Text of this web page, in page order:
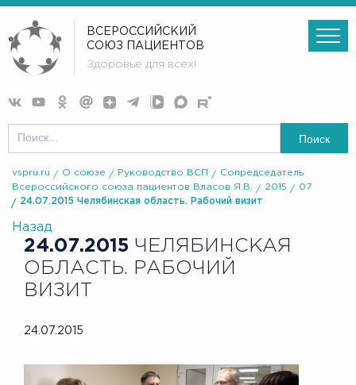
ВСЕРОССИЙСКИЙ
СОЮЗ ПАЦИЕНТОВ
Здоровье для всех!
Поиск
vspru.ru О союзе Руководство ВСП
Сопредседатель
Всероссийского союза пациентов Власов Я.В.
2015
07
24.07.2015 Челябинская область. Рабочий визит
Назад
24.07.2015 ЧЕЛЯБИНСКАЯ
ОБЛАСТЬ. РАБОЧИЙ
ВИЗИТ
24.07.2015